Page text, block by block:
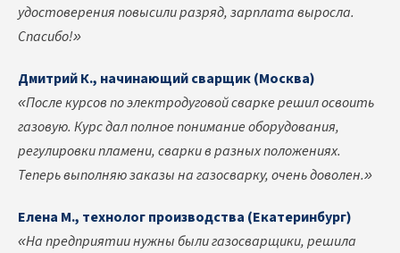
удостоверения повысили разряд, зарплата выросла.
Спасибо!»
Дмитрий К., начинающий сварщик (Москва)
«После курсов по электродуговой сварке решил освоить
газовую. Курс дал полное понимание оборудования,
регулировки пламени, сварки в разных положениях.
Теперь выполняю заказы на газосварку, очень доволен.»
Елена М., технолог производства (Екатеринбург)
«На предприятии нужны были газосварщики, решила